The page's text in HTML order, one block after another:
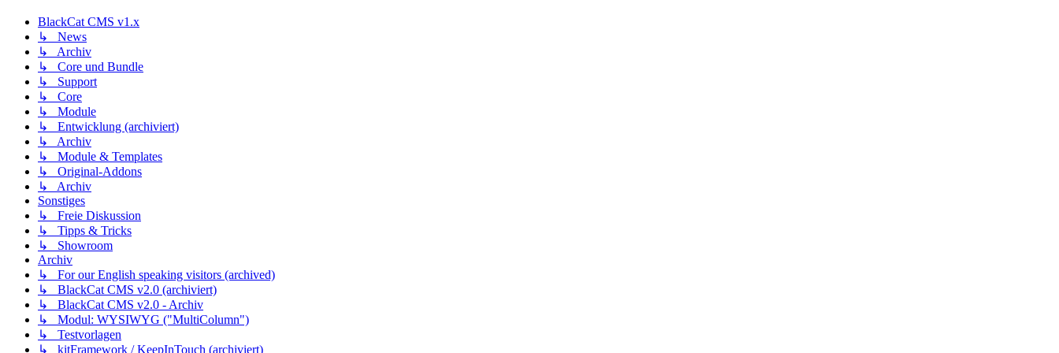
BlackCat CMS v1.x
↳ News
↳ Archiv
↳ Core und Bundle
↳ Support
↳ Core
↳ Module
↳ Entwicklung (archiviert)
↳ Archiv
↳ Module & Templates
↳ Original-Addons
↳ Archiv
Sonstiges
↳ Freie Diskussion
↳ Tipps & Tricks
↳ Showroom
Archiv
↳ For our English speaking visitors (archived)
↳ BlackCat CMS v2.0 (archiviert)
↳ BlackCat CMS v2.0 - Archiv
↳ Modul: WYSIWYG ("MultiColumn")
↳ Testvorlagen
↳ kitFramework / KeepInTouch (archiviert)